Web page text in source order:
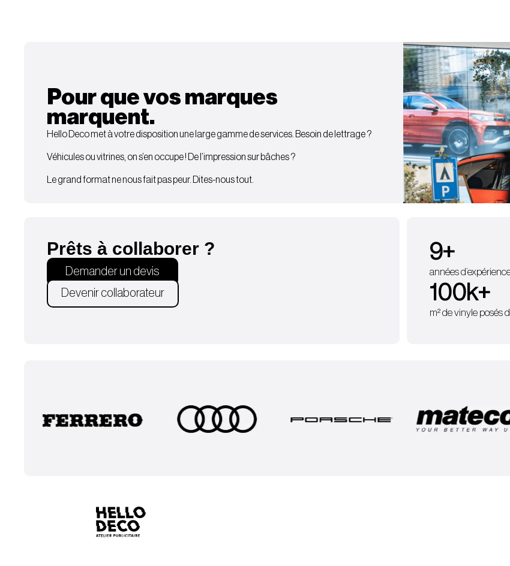
Pour que vos marques
marquent.
Hello Deco met à votre disposition une large gamme de services. Besoin de lettrage ?
Véhicules ou vitrines, on s’en occupe ! De l’impression sur bâches ?
Le grand format ne nous fait pas peur. Dites-nous tout.
Prêts à collaborer ?
Demander un devis
Devenir collaborateur
années
9+
m² de vinyle posés
100k+